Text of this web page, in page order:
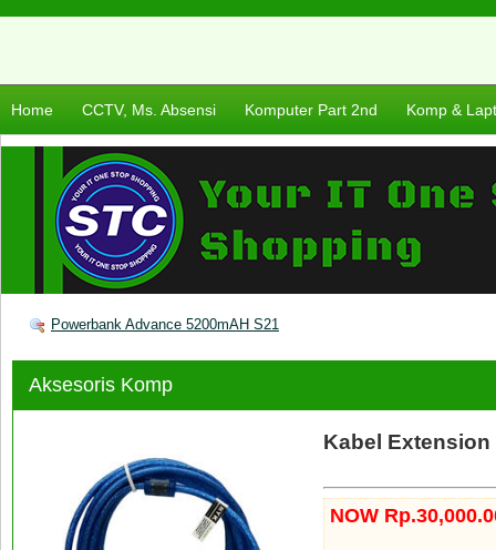
Home CCTV, Ms. Absensi Komputer Part 2nd Komp &
Powerbank Advance 5200mAH S21
Aksesoris Komp
Kabel Extension
NOW